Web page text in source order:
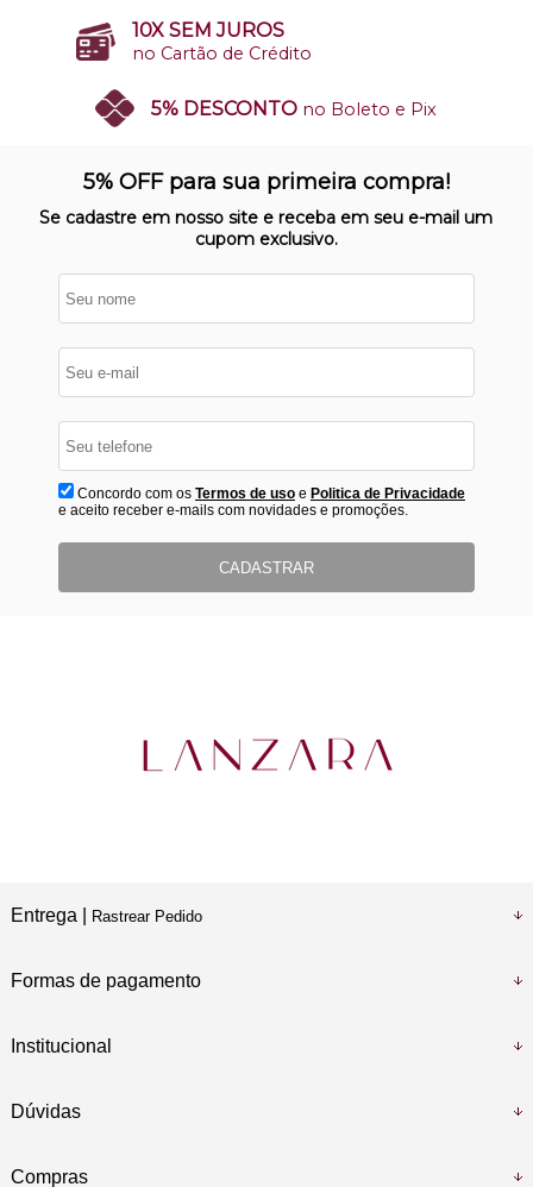
10X SEM JUROS
no Cartão de Crédito
5% DESCONTO no Boleto e Pix
Nosso site opera em ambiente
protegido
5% OFF para sua primeira compra!
Se cadastre em nosso site e receba em seu e-mail um
cupom exclusivo.
Concordo com os Termos de usoe Politica de Privacidade
e aceito receber e-mails com novidades e promoções.
CADASTRAR
Entrega | Rastrear Pedido
Formas de pagamento
Institucional
Dúvidas
Compras